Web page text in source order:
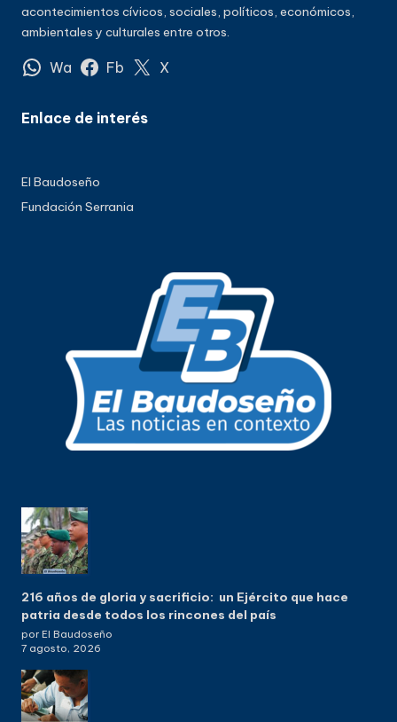
acontecimientos cívicos, sociales, políticos, económicos,
ambientales y culturales entre otros.
Wa Fb X
Enlace de interés
El Baudoseño
Fundación Serrania
216 años de gloria y sacrificio: un Ejército que hace
patria desde todos los rincones del país
por El Baudoseño
7 agosto, 2026